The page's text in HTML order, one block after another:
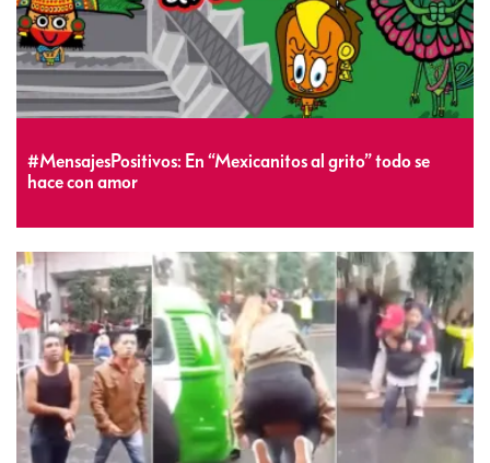
#MensajesPositivos: En “Mexicanitos al grito” todo se
hace con amor